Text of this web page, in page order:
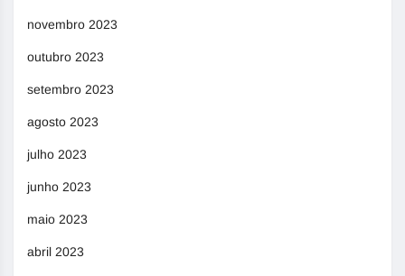
novembro 2023
outubro 2023
setembro 2023
agosto 2023
julho 2023
junho 2023
maio 2023
abril 2023